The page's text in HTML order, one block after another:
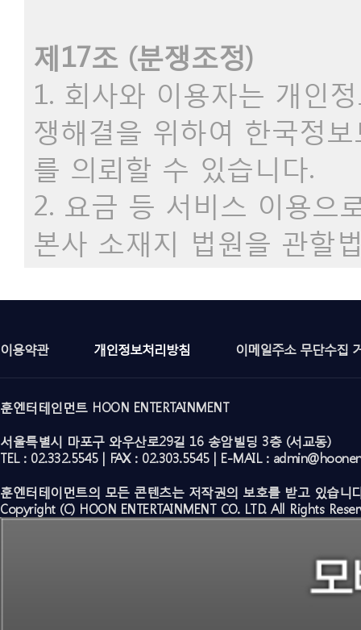
제17조 (분쟁조정)
1. 회사와 이용자는 개인
쟁해결을 위하여 한국정
를 의뢰할 수 있습니다.
2. 요금 등 서비스 이용으
본사 소재지 법원을 관할
이용약관 개인정보처리방침 이메일주소 무단수집
훈엔터테인먼트 HOON ENTERTAINMENT
서울특별시 마포구 와우산로29길 16 송암빌딩 3층 (서교동)
TEL : 02.332.5545 | FAX : 02.303.5545 | E-MAIL :
훈엔터테이먼트의 모든 콘텐츠는 저작권의 보호를 받고 있습니
Copyright (C) HOON ENTERTAINMENT CO. LTD. All Rights